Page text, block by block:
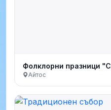
Фолклорни празници
Айтос